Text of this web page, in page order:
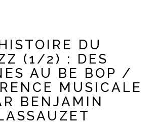
DU
(1/2) : DES
AU BE BOP /
MUSICALE
BENJAMIN